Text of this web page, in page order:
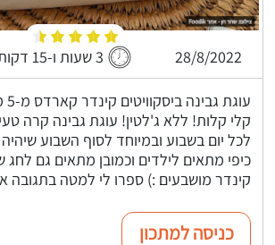
28/8/2022 3 שעות ו-15 דקות
קלי קלות! ללא ג'לטין! עוגת גבינה קרה
לכל יום בשבוע ובמיוחד לסוף השבוע
כיפי מתאים לילדים וכמובן מתאים גם לחג
קינדר מושבעים :) ספרו לי למטה בתגובה
כניסה למתכון